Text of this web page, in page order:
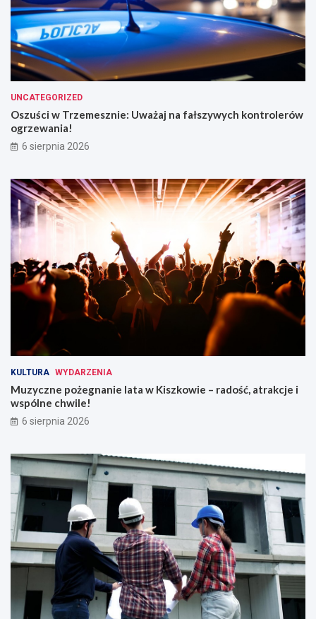
UNCATEGORIZED
Oszuści w Trzemesznie: Uważaj na fałszywych kontrolerów
ogrzewania!
6 sierpnia 2026
KULTURA WYDARZENIA
Muzyczne pożegnanie lata w Kiszkowie – radość, atrakcje i
wspólne chwile!
6 sierpnia 2026